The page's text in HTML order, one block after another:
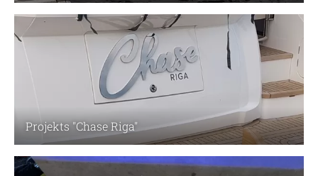
Projekts ''Chase Riga''